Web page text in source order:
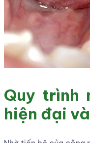
Quy trình
hiện đại